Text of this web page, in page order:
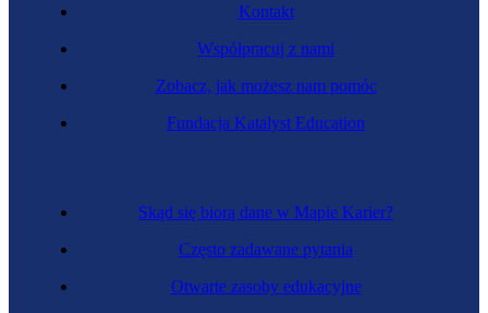
Skąd się biorą dane w Mapie Karier?
Często zadawane pytania
Otwarte zasoby edukacyjne
Kontakt
Współpracuj z nami
Zobacz, jak możesz nam pomóc
Fundacja Katalyst Education